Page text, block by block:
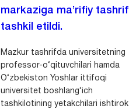
markaziga ma’rifiy tashrif
tashkil etildi.
Mazkur tashrifda universitetning
professor-o‘qituvchilari hamda
O‘zbekiston Yoshlar ittifoqi
universitet boshlang‘ich
tashkilotining yetakchilari ishtirok